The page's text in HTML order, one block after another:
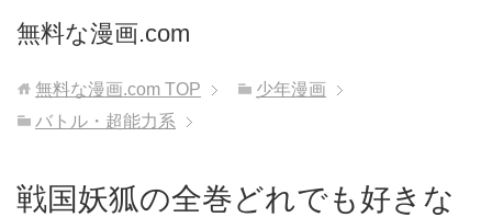
無料な漫画.com
無料な漫画.com TOP
少年漫画
バトル・超能力系
戦国妖狐の全巻どれでも好きな